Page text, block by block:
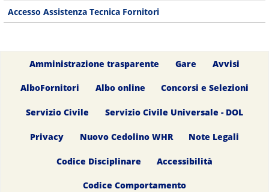
Accesso Assistenza Tecnica Fornitori
Amministrazione trasparente Gare Avvisi
AlboFornitori Albo online Concorsi e Selezioni
Servizio Civile Servizio Civile Universale - DOL
Privacy Nuovo Cedolino WHR Note Legali
Codice Disciplinare Accessibilità
Codice Comportamento